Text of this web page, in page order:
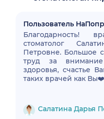
Пользователь
Благодарность!
стоматолог
Петровне. Большое
труд за
здоровья, счастье
таких врачей как Вы❤️
Салатина Дарья